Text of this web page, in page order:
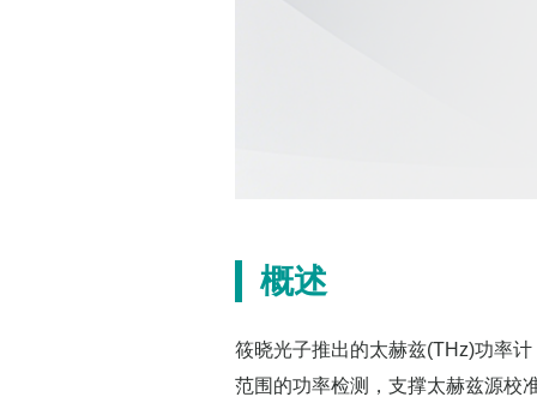
概述
筱晓光子推出的太赫兹(THz)功率
范围的功率检测，支撑太赫兹源校